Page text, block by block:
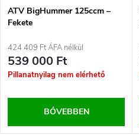
ATV BigHummer 125ccm –
Fekete
424 409 Ft ÁFA nélkül
539 000 Ft
Pillanatnyilag nem elérhető
BŐVEBBEN